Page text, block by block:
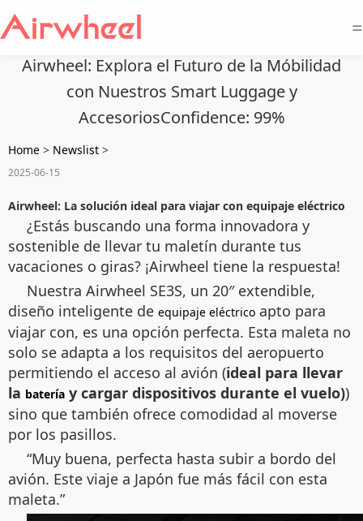
=
Airwheel: Explora el Futuro de la Móbilidad
con Nuestros Smart Luggage y
AccesoriosConfidence: 99%
Home > Newslist >
2025-06-15
Airwheel: La solución ideal para viajar con equipaje eléctrico
¿Estás buscando una forma innovadora y
sostenible de llevar tu maletín durante tus
vacaciones o giras? ¡Airwheel tiene la respuesta!
Nuestra Airwheel SE3S, un 20″ extendible,
diseño inteligente de equipaje eléctrico apto para
viajar con, es una opción perfecta. Esta maleta no
solo se adapta a los requisitos del aeropuerto
permitiendo el acceso al avión (ideal para llevar
la batería y cargar dispositivos durante el vuelo))
sino que también ofrece comodidad al moverse
por los pasillos.
“Muy buena, perfecta hasta subir a bordo del
avión. Este viaje a Japón fue más fácil con esta
maleta.”